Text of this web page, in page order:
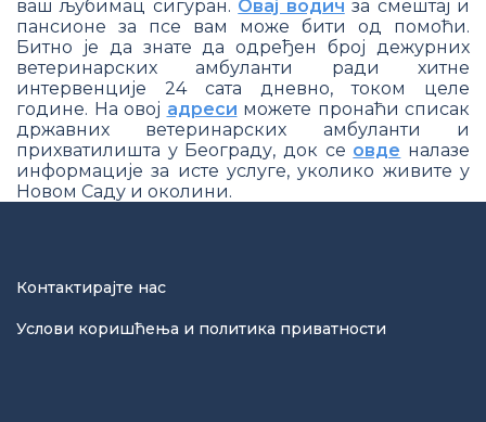
ваш љубимац сигуран. Овај водич за смештај и
пансионе за псе вам може бити од помоћи.
Битно је да знате да одређен број дежурних
ветеринарских амбуланти ради хитне
интервенције 24 сата дневно, током целе
године. На овој адреси можете пронаћи списак
државних ветеринарских амбуланти и
прихватилишта у Београду, док се овде налазе
информације за исте услуге, уколико живите у
Новом Саду и околини.
Контактирајте нас
Услови коришћења и политика приватности